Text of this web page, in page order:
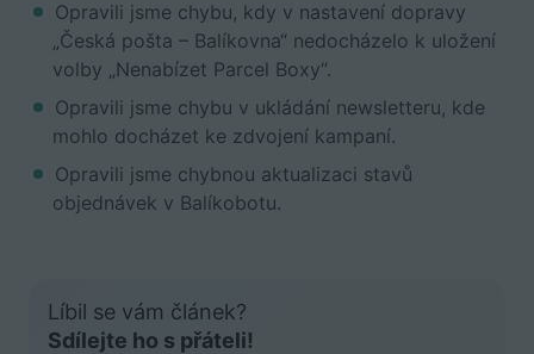
Opravili jsme chybu, kdy v nastavení dopravy
„Česká pošta – Balíkovna“ nedocházelo k uložení
volby „Nenabízet Parcel Boxy“.
Opravili jsme chybu v ukládání newsletteru, kde
mohlo docházet ke zdvojení kampaní.
Opravili jsme chybnou aktualizaci stavů
objednávek v Balíkobotu.
Líbil se vám článek?
Sdílejte ho s přáteli!